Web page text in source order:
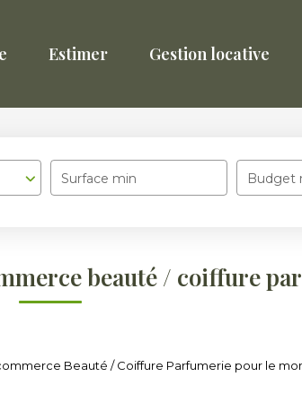
Estimer Gestion locative
Surface min Budget
beauté / coiffure
Beauté / Coiffure Parfumerie pour le